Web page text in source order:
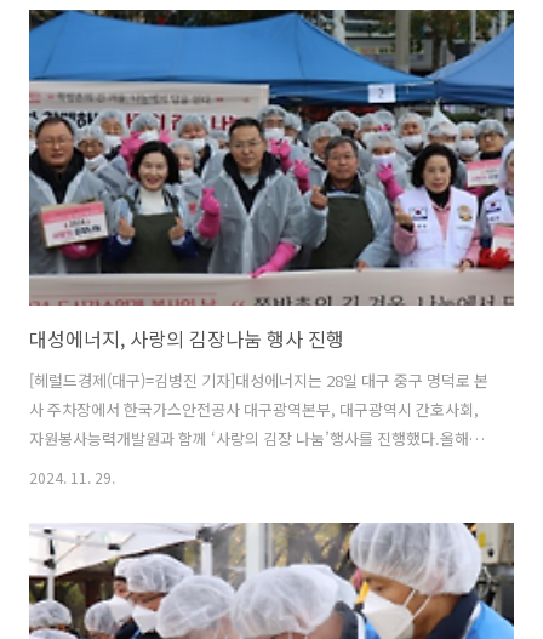
환경경영 우수, 사회공헌활동 확산과 통합적 관리 성과를 인정받았다.대
성에너지는 매년 대한적십자사와 자원봉사능력개발원 등 지역사회 비영
리단체 및 사회복지단체와 협력해 다양한 사회공헌활동을 실천하고 있
다.대표적인 사회공헌 프로그램으로는 ‘임직원 매칭그랜트 후원사업’을
2015년부터 진행하고 있으며, 이를 통해 모인 성금은 학대피해 아동과
조손가정 및 한부모가정 등에 후원했다.박문..
대성에너지, 사랑의 김장나눔 행사 진행
[헤럴드경제(대구)=김병진 기자]대성에너지는 28일 대구 중구 명덕로 본
사 주차장에서 한국가스안전공사 대구광역본부, 대구광역시 간호사회,
자원봉사능력개발원과 함께 ‘사랑의 김장 나눔’행사를 진행했다.올해로
16년째를 맞는 ‘사랑의 김장 나눔’ 행사는 대성 에너지가 매년 겨울철을
인 등 취약계층에 따뜻한 식탁을 선물하기 위해 마련됐다.이날 참여자들
은 오전에 절임 배추를 나르고 준비작업을 마친 후 오후에는 양념을 정성
스럽게 버무려 김장 김치를 만들었다.완성된 김치는 800여개의 용기에
담아 쪽방 세대와 어려운 이웃에게 전달됐다.박문희 대성에너지 대표이
2024. 11. 29.